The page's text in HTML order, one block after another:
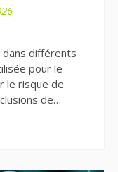
différents
pour le
le risque de
de…